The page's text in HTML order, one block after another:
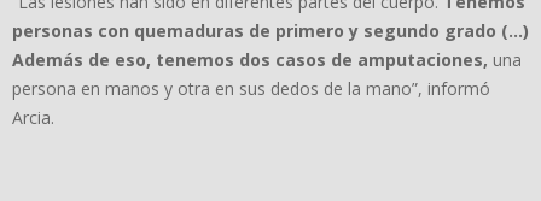
personas con quemaduras de primero y segundo grado (…)
Además de eso, tenemos dos casos de amputaciones, una
persona en manos y otra en sus dedos de la mano”, informó
Arcia.